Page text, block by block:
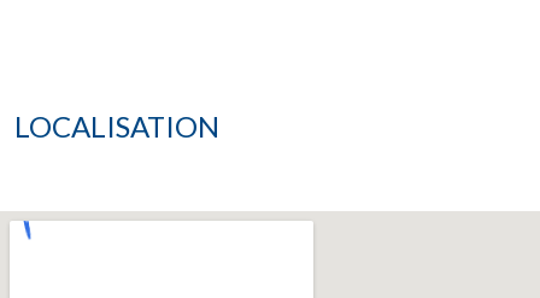
LOCALISATION